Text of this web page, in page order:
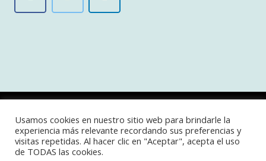
POLÍTICA DE PRIVACIDAD· AVISO LEGAL
POLITICA DE COOKIES·USO REDES SOCIALES
Usamos cookies en nuestro sitio web para brindarle la
experiencia más relevante recordando sus preferencias y
visitas repetidas. Al hacer clic en "Aceptar", acepta el uso
de TODAS las cookies.